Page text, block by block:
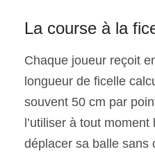
La course à la
Chaque joueur reçoit
longueur de ficelle
souvent 50 cm par
l’utiliser à tout
déplacer sa balle sans